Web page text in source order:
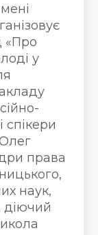
«Про
у
спікери
права
наук,
діючий